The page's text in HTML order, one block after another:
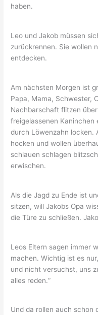
haben.
Leo und Jakob müssen
zurückrennen. Sie wollen
entdecken.
Am nächsten Morgen ist
Papa, Mama, Schwester,
Nachbarschaft flitzen
freigelassenen Kaninchen
durch Löwenzahn locken.
hocken und wollen
schlauen schlagen
erwischen.
Als die Jagd zu Ende ist
sitzen, will Jakobs Opa
die Türe zu schließen.
Leos Eltern sagen immer
machen. Wichtig ist es
und nicht versuchst, uns
alles reden.“
Und da rollen auch schon